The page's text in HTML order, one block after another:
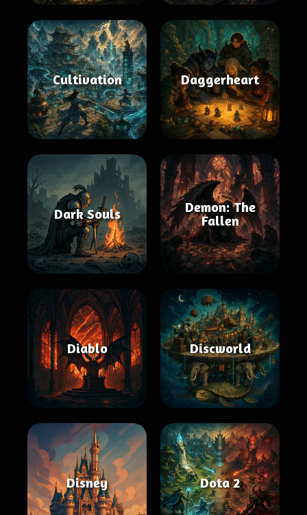
Cultivation Daggerheart
Dark Souls
Demon: The
Fallen
Diablo Discworld
Disney Dota 2